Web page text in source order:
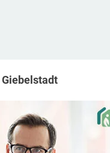
Giebelstadt